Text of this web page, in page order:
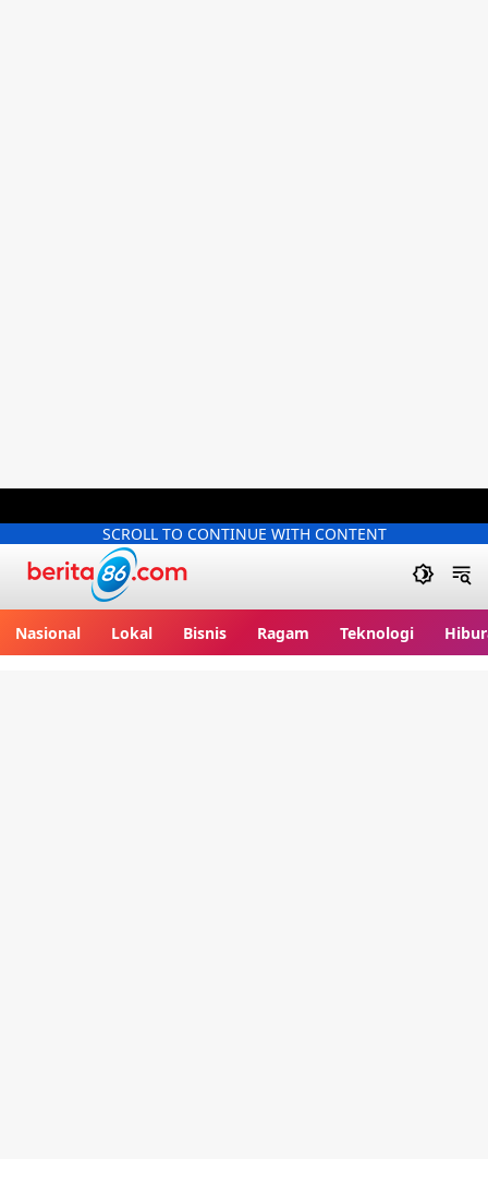
SCROLL TO CONTINUE WITH CONTENT
Nasional Lokal Bisnis Ragam Teknologi